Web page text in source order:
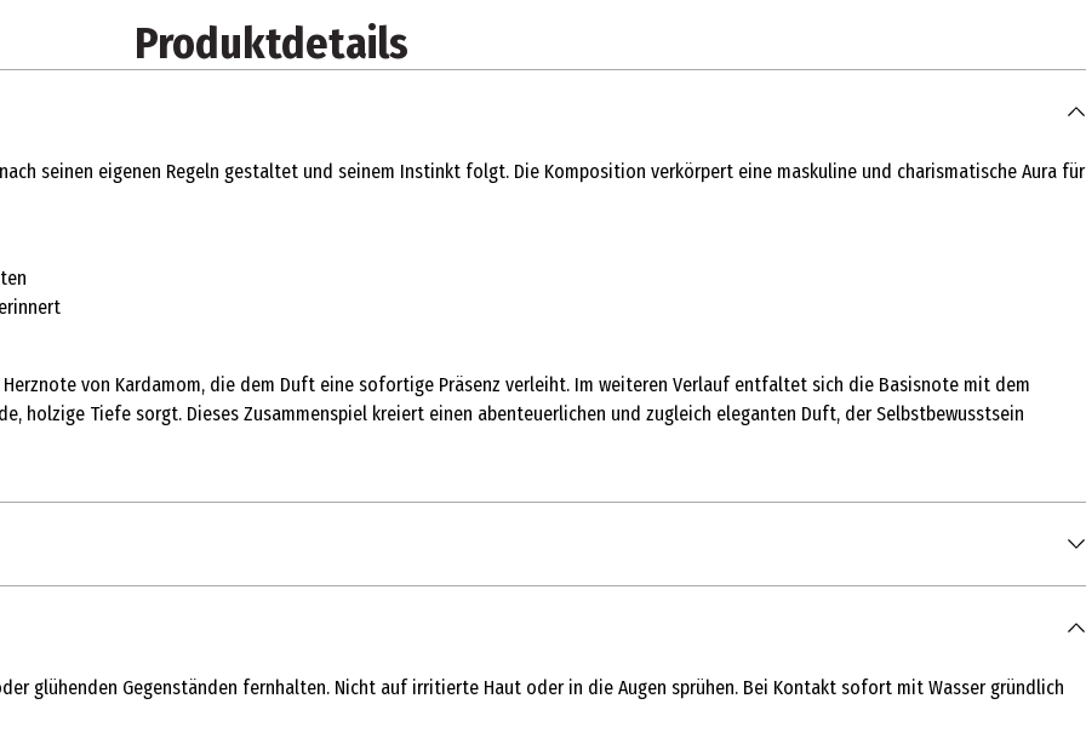
Produktdetails
seinen eigenen Regeln gestaltet und seinem Instinkt folgt. Die Komposition verkörpert eine maskuline und charismatische Aura für
von Kardamom, die dem Duft eine sofortige Präsenz verleiht. Im weiteren Verlauf entfaltet sich die Basisnote mit dem
holzige Tiefe sorgt. Dieses Zusammenspiel kreiert einen abenteuerlichen und zugleich eleganten Duft, der Selbstbewusstsein
glühenden Gegenständen fernhalten. Nicht auf irritierte Haut oder in die Augen sprühen. Bei Kontakt sofort mit Wasser gründlich